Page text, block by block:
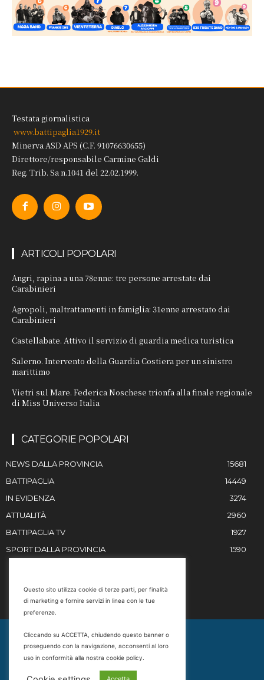
Testata giornalistica
www.battipaglia1929.it
Minerva ASD APS (C.F. 91076630655)
Direttore/responsabile Carmine Galdi
Reg. Trib. Sa n.1041 del 22.02.1999.
ARTICOLI POPOLARI
Angri, rapina a una 78enne: tre persone arrestate dai
Carabinieri
Agropoli, maltrattamenti in famiglia: 31enne arrestato dai
Carabinieri
Castellabate. Attivo il servizio di guardia medica turistica
Salerno. Intervento della Guardia Costiera per un sinistro
marittimo
Vietri sul Mare. Federica Noschese trionfa alla finale regionale
di Miss Universo Italia
CATEGORIE POPOLARI
NEWS DALLA PROVINCIA
15681
BATTIPAGLIA
14449
IN EVIDENZA
3274
ATTUALITÀ
2960
BATTIPAGLIA TV
1927
SPORT DALLA PROVINCIA
1590
Email
marketing@battipaglia1929.it
carminegaldi@virgilio.it
Questo sito utilizza cookie di terze parti, per finalità
di marketing e fornire servizi in linea con le tue
preferenze.
Cliccando su ACCETTA, chiudendo questo banner o
proseguendo con la navigazione, acconsenti al loro
uso in conformità alla nostra cookie policy.